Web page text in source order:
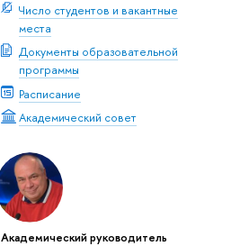
Число студентов и вакантные
места
Документы образовательной
программы
Расписание
Академический совет
Академический руководитель